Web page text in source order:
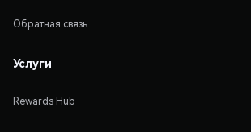
Обратная связь
Услуги
Rewards Hub